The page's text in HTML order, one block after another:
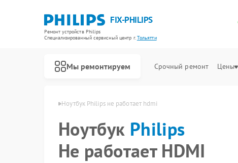
FIX-PHILIPS
Ремонт устройств Philips
Специализированный cервисный центр г.Тольятти
Мы ремонтируем Срочный ремонт Цены
Philips в Тольятти Ноутбук Philips не работает hdmi
Ноутбук Philips
Не работает HDMI